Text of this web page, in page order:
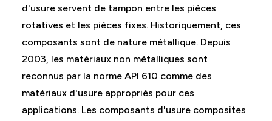
d'usure servent de tampon entre les pièces
rotatives et les pièces fixes. Historiquement, ces
composants sont de nature métallique. Depuis
2003, les matériaux non métalliques sont
reconnus par la norme API 610 comme des
matériaux d'usure appropriés pour ces
applications. Les composants d'usure composites